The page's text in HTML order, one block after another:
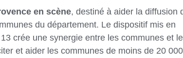
en scène, destiné à aider la diffusion
du département. Le dispositif mis en
crée une synergie entre les communes et
et aider les communes de moins de 20 000